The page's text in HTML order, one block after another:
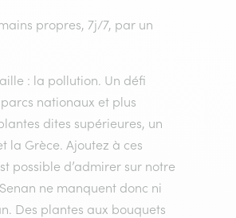
propres, 7j/7, par un
: la pollution. Un défi
nationaux et plus
dites supérieures, un
la Grèce. Ajoutez à ces
possible d’admirer sur notre
ne manquent donc ni
Des plantes aux bouquets